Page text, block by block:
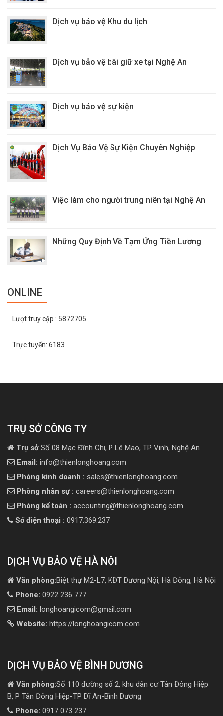
Dịch vụ bảo vệ Khu du lịch
Dịch vụ bảo vệ bãi giữ xe tại Nghệ An
Dịch vụ bảo vệ sự kiện
Dịch Vụ Bảo Vệ Sự Kiện Chuyên Nghiệp
Việc làm cho người trung niên tại Nghệ An
Những Quy Định Về Tạm Ứng Tiền Lương
ONLINE
Lượt truy cập : 5872705
Trực tuyến: 6183
TRỤ SỞ CÔNG TY
Trụ sở Số 08 Mạc Đĩnh Chi, P Lê Mao, TP Vinh, Nghệ An
Email: info@thienlonghoang.com
Phòng kinh doanh : sales@thienlonghoang.com
Phòng nhân sự : careers@thienlonghoang.com
Phòng kế toán : accounting@thienlonghoang.com
Số điện thoại : 0917.369.237
DỊCH VỤ BẢO VỆ HÀ NỘI
Văn phòng:Biệt thự M2-L7, KĐT Dương Nội, Hà Đông, Hà Nội
Phone: 0922 236 777
Email: longhoangicom@gmail.com
Website: https://longhoangicom.com
DỊCH VỤ BẢO VỆ BÌNH DƯƠNG
Văn phòng:Số 110 đường số 2, khu dân cư Tân Đông Hiệp
B, P Tân Đông Hiệp-TP Dĩ An-Bình Dương
Phone: 0917 073 237